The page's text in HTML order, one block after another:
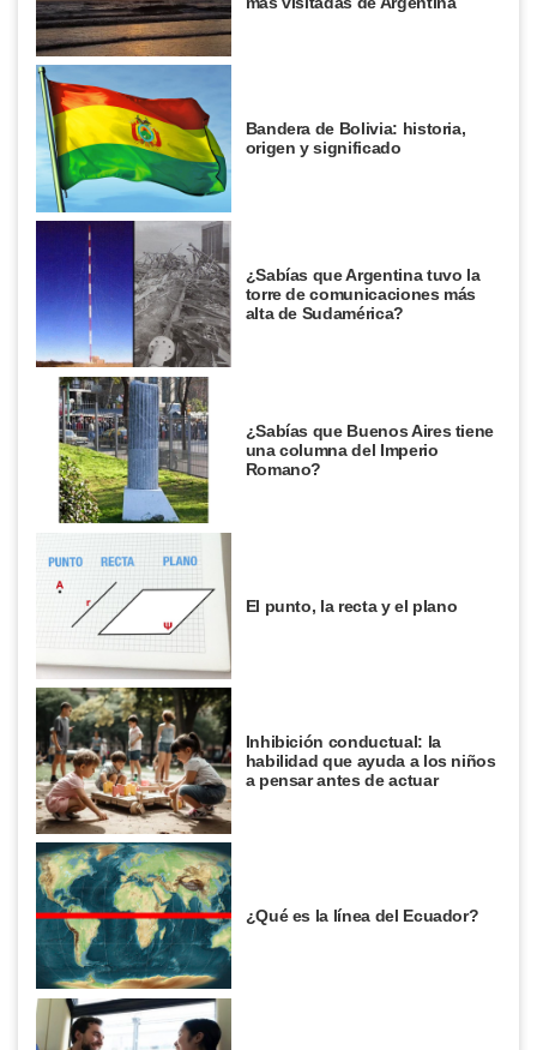
Bandera de Bolivia: historia,
origen y significado
¿Sabías que Argentina tuvo la
torre de comunicaciones más
alta de Sudamérica?
¿Sabías que Buenos Aires tiene
una columna del Imperio
Romano?
El punto, la recta y el plano
Inhibición conductual: la
habilidad que ayuda a los niños
a pensar antes de actuar
¿Qué es la línea del Ecuador?